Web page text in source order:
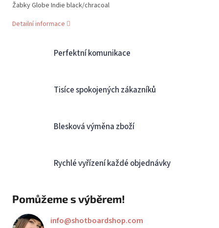
Žabky Globe Indie black/chracoal
Detailní informace
Perfektní komunikace
Tisíce spokojených zákazníků
Blesková výměna zboží
Rychlé vyřízení každé objednávky
Pomůžeme s výběrem!
info@shotboardshop.com